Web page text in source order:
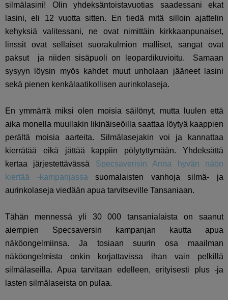
silmälasini! Olin yhdeksäntoistavuotias saadessani ekat
lasini, eli 12 vuotta sitten. En tiedä mitä silloin ajattelin
kehyksiä valitessani, ne ovat nimittäin kirkkaanpunaiset,
linssit ovat sellaiset suorakulmion malliset, sangat ovat
paksut ja niiden sisäpuoli on leopardikuvioitu. Samaan
sysyyn löysin myös kahdet muut unholaan jääneet lasini
sekä pienen kenkälaatikollisen aurinkolaseja.
En ymmärrä miksi olen moisia säilönyt, mutta luulen että
aika monella muullakin likinäiseöilla saattaa löytyä kaappien
perältä moisia aarteita. Silmälasejakin voi ja kannattaa
kierrätää eikä jättää kappiin pölytyttymään. Yhdeksättä
kertaa järjestettävässä Specsaverisin Anna hyvän näön
kiertää -kampanjassa suomalaisten vanhoja silmä- ja
aurinkolaseja viedään apua tarvitseville Tansaniaan.
Tähän mennessä yli 30 000 tansanialaista on saanut
aiempien Specsaversin kampanjan kautta apua
näköongelmiinsa. Ja tosiaan suurin osa maailman
näköongelmista onkin korjattavissa ihan vain pelkillä
silmälaseilla. Apua tarvitaan edelleen, erityisesti plus -ja
lasten silmälaseista on pulaa.